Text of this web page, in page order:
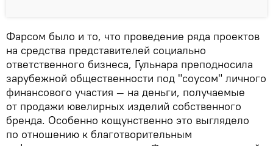
Фарсом было и то, что проведение ряда проектов
на средства представителей социально
ответственного бизнеса, Гульнара преподносила
зарубежной общественности под "соусом" личного
финансового участия — на деньги, получаемые
от продажи ювелирных изделий собственного
бренда. Особенно кощунственно это выглядело
по отношению к благотворительным